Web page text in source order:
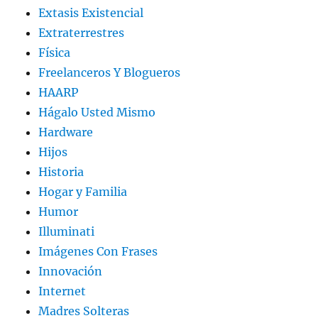
Extasis Existencial
Extraterrestres
Física
Freelanceros Y Blogueros
HAARP
Hágalo Usted Mismo
Hardware
Hijos
Historia
Hogar y Familia
Humor
Illuminati
Imágenes Con Frases
Innovación
Internet
Madres Solteras